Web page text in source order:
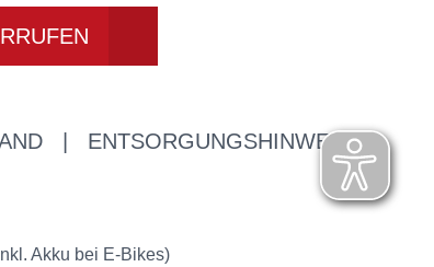
ENTSORGUNGSHINWEISE
Akku bei E-Bikes)